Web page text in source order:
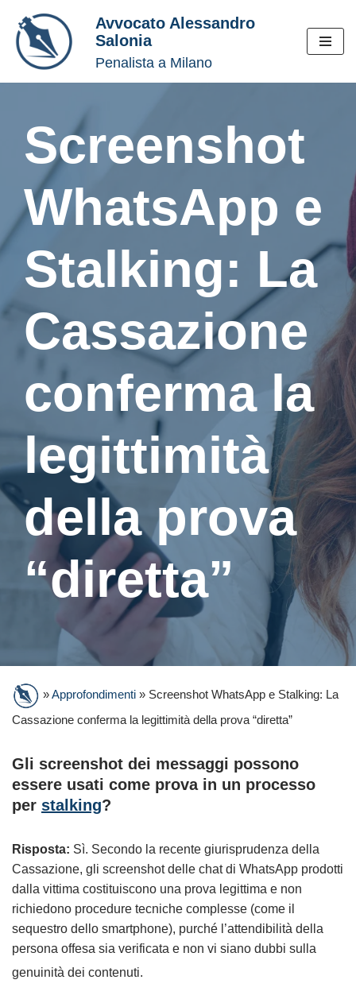
Vai
al
contenuto
Avvocato Alessandro
Salonia
Penalista a Milano
Screenshot
WhatsApp e
Stalking: La
Cassazione
conferma la
legittimità
della prova
“diretta”
»Approfondimenti » Screenshot WhatsApp e Stalking: La
Cassazione conferma la legittimità della prova “diretta”
Gli screenshot dei messaggi possono
essere usati come prova in un processo
per stalking?
Risposta: Sì. Secondo la recente giurisprudenza della
Cassazione, gli screenshot delle chat di WhatsApp prodotti
dalla vittima costituiscono una prova legittima e non
richiedono procedure tecniche complesse (come il
sequestro dello smartphone), purché l’attendibilità della
persona offesa sia verificata e non vi siano dubbi sulla
genuinità dei contenuti.